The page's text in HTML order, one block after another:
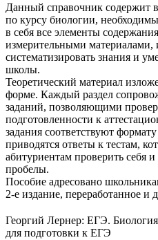
Данный справочник содержит
по курсу биологии,
в себя все элементы
измерительными материалами,
систематизировать знания и
школы.
Теоретический материал
форме. Каждый раздел
заданий, позволяющими
подготовленности к
задания соответствуют
приводятся ответы к тестам,
абитуриентам проверить себя
пробелы.
Пособие адресовано
2-е издание, переработанное и
Георгий Лернер: ЕГЭ.
для подготовки к ЕГЭ